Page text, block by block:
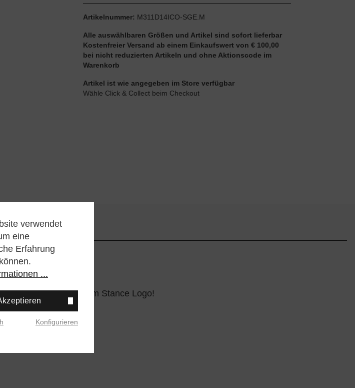
Artikelnummer: M311D14ICO-SGE.M
Alle auswählbaren Größen und Artikel sind sofort lieferbar
Kostenfreier Versand ab einem Einkaufswert von € 100,00
bei nicht reduzierten Artikeln und ohne Aktionscode im
Warenkorb
Artikel ist wie angegeben im Store verfügbar
Wähle Click & Collect beim Checkout
und kleinem Stance Logo!
verwendet
eine
Erfahrung
...
Konfigurieren